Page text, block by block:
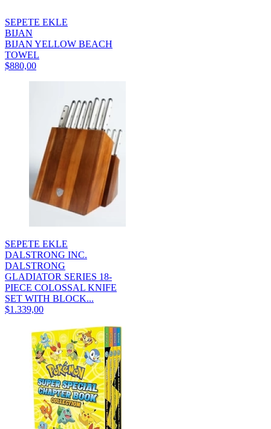
SEPETE EKLE
BIJAN
BIJAN YELLOW BEACH
TOWEL
$880,00
SEPETE EKLE
DALSTRONG INC.
DALSTRONG
GLADIATOR SERIES 18-
PIECE COLOSSAL KNIFE
SET WITH BLOCK...
$1.339,00